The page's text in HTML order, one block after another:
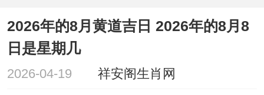
2026年的8月黄道吉日 2026年的8月8
日是星期几
2026-04-19 祥安阁生肖网